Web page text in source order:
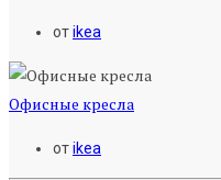
отikea
Офисные кресла
отikea